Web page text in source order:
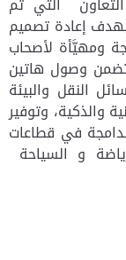
بهدف إعادة تصميم
ومهيَّأة لأصحاب
تضمن وصول هاتين
النقل والبيئة
والذكية، وتوفير
في قطاعات
و السياحة